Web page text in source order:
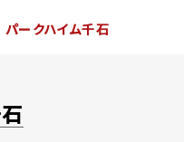
パークハイム千石